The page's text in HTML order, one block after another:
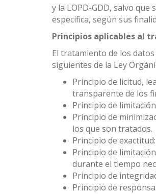
y la LOPD-GDD, salvo
especifica, según sus
Principios aplicables al
El tratamiento de los
siguientes de la Ley
Principio de licitud,
transparente de los
Principio de
Principio de
los que son tratados.
Principio de
Principio de
durante el tiempo
Principio de
Principio de